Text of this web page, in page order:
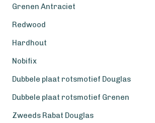
Grenen Antraciet
Redwood
Hardhout
Nobifix
Dubbele plaat rotsmotief Douglas
Dubbele plaat rotsmotief Grenen
Zweeds Rabat Douglas